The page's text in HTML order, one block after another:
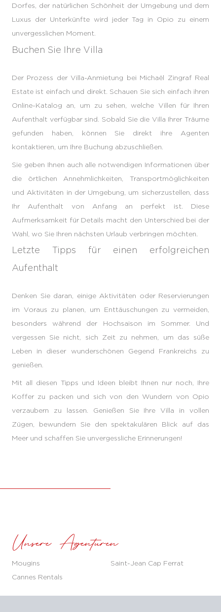
Dorfes, der natürlichen Schönheit der Umgebung und dem
Luxus der Unterkünfte wird jeder Tag in Opio zu einem
unvergesslichen Moment.
Buchen Sie Ihre Villa
Der Prozess der Villa-Anmietung bei Michaël Zingraf Real
Estate ist einfach und direkt. Schauen Sie sich einfach ihren
Online-Katalog an, um zu sehen, welche Villen für Ihren
Aufenthalt verfügbar sind. Sobald Sie die Villa Ihrer Träume
gefunden haben, können Sie direkt ihre Agenten
kontaktieren, um Ihre Buchung abzuschließen.
Sie geben Ihnen auch alle notwendigen Informationen über
die örtlichen Annehmlichkeiten, Transportmöglichkeiten
und Aktivitäten in der Umgebung, um sicherzustellen, dass
Ihr Aufenthalt von Anfang an perfekt ist. Diese
Aufmerksamkeit für Details macht den Unterschied bei der
Wahl, wo Sie Ihren nächsten Urlaub verbringen möchten.
Letzte Tipps für einen erfolgreichen
Aufenthalt
Denken Sie daran, einige Aktivitäten oder Reservierungen
im Voraus zu planen, um Enttäuschungen zu vermeiden,
besonders während der Hochsaison im Sommer. Und
vergessen Sie nicht, sich Zeit zu nehmen, um das süße
Leben in dieser wunderschönen Gegend Frankreichs zu
genießen.
Mit all diesen Tipps und Ideen bleibt Ihnen nur noch, Ihre
Koffer zu packen und sich von den Wundern von Opio
verzaubern zu lassen. Genießen Sie Ihre Villa in vollen
Zügen, bewundern Sie den spektakulären Blick auf das
Meer und schaffen Sie unvergessliche Erinnerungen!
Unsere Agenturen
Mougins
Saint-Jean Cap Ferrat
Cannes Rentals